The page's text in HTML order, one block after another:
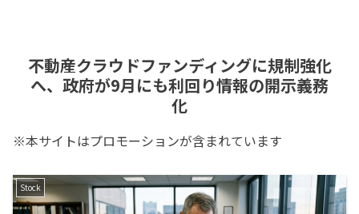
不動産クラウドファンディングに規制強化
へ、政府が9月にも利回り情報の開示義務
化
※本サイトはプロモーションが含まれています
Stock